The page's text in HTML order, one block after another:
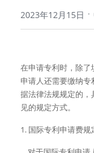
2023年12月15日 ·
在申请专利时，除了
申请人还需要缴纳
据法律法规规定的
见的规定方式。
1. 国际专利申请费规